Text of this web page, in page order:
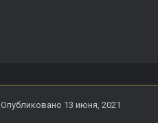
Опубликовано 13 июня, 2021